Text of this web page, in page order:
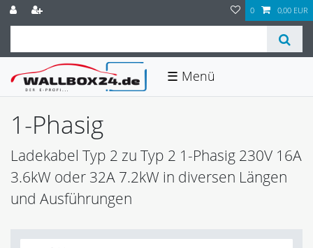
0 0,00 EUR
☰
1-Phasig
Ladekabel Typ 2 zu Typ 2 1-Phasig 230V 16A
3.6kW oder 32A 7.2kW in diversen Längen
und Ausführungen